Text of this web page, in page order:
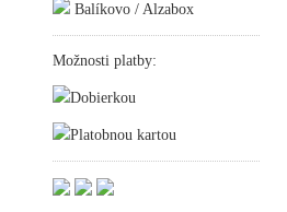
Balíkovo / Alzabox
Možnosti platby:
Dobierkou
Platobnou kartou